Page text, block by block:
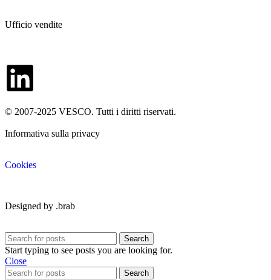
Ufficio vendite
© 2007-2025 VESCO. Tutti i diritti riservati.
Informativa sulla privacy
Cookies
Designed by .brab
Search
Start typing to see posts you are looking for.
Close
Search